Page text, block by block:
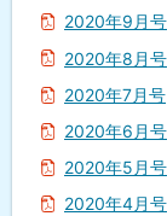
2020年9月号
2020年8月号
2020年7月号
2020年6月号
2020年5月号
2020年4月号